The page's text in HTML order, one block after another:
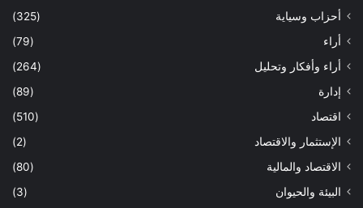
أحزاب وسياية
(325)
أراء
(79)
أراء وأفكار وتحليل
(264)
إدارة
(89)
اقتصاد
(510)
الإستثمار والاقتصاد
(2)
الاقتصاد والمالية
(80)
البيئة والحيوان
(3)